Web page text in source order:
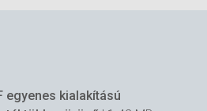
Gyors és egyszerű
nyomatéktartomány - 22
egyenes kialakítású